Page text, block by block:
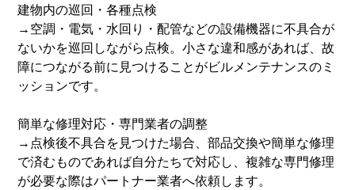
建物内の巡回・各種点検
→空調・電気・水回り・配管などの設備機器に不具合が
ないかを巡回しながら点検。小さな違和感があれば、故
障につながる前に見つけることがビルメンテナンスのミ
ッションです。
簡単な修理対応・専門業者の調整
→点検後不具合を見つけた場合、部品交換や簡単な修理
で済むものであれば自分たちで対応し、複雑な専門修理
が必要な際はパートナー業者へ依頼します。